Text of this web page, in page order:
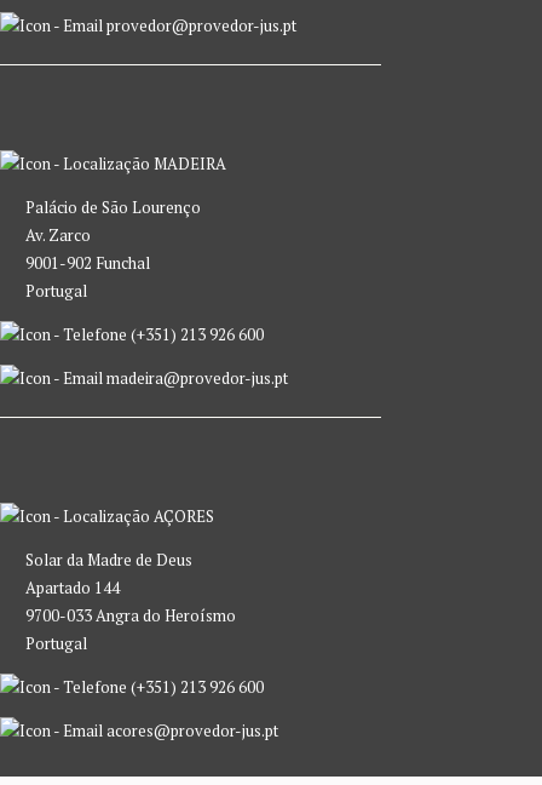
provedor@provedor-jus.pt
MADEIRA
Palácio de São Lourenço
Av. Zarco
9001-902 Funchal
Portugal
(+351) 213 926 600
madeira@provedor-jus.pt
AÇORES
Solar da Madre de Deus
Apartado 144
9700-033 Angra do Heroísmo
Portugal
(+351) 213 926 600
acores@provedor-jus.pt